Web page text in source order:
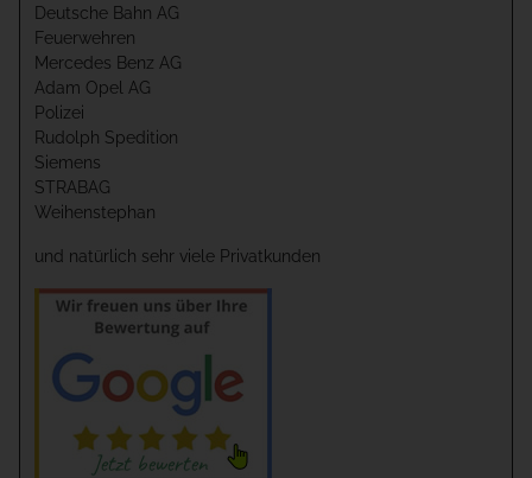
Deutsche Bahn AG
Feuerwehren
Mercedes Benz AG
Adam Opel AG
Polizei
Rudolph Spedition
Siemens
STRABAG
Weihenstephan
und natürlich sehr viele Privatkunden